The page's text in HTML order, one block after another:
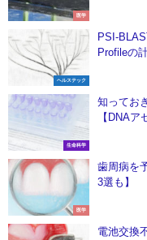
医学
ヘルステック
PSI-
Profileの
生命科学
知ってお
【DNAア
医学
歯周病を
3選も】
電池交換